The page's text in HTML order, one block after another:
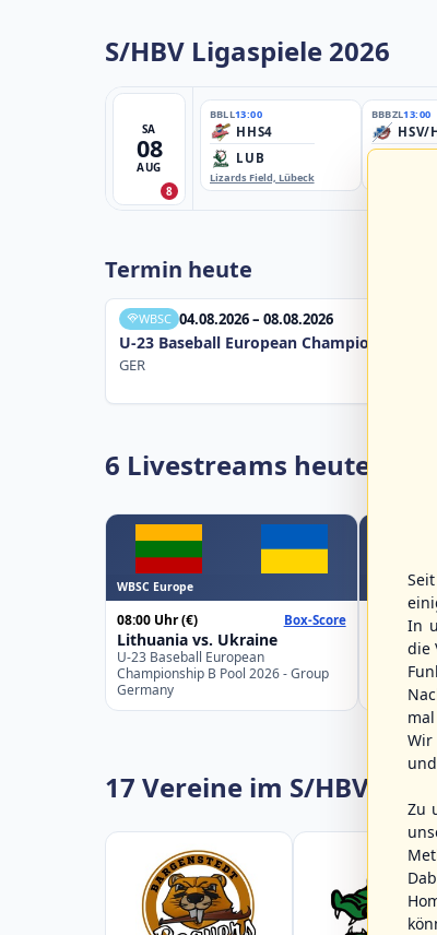
S/HBV Ligaspiele 2026
SA
08
AUG
8
BBLL13:00
HHS4
LUB
Lizards Field, Lübeck
BBBZL13:00
HSV/
Termin heute
WBSC 04.08.2026 – 08.08.2026
U-23 Baseball European Championship B
GER
6 Livestreams heute
WBSC Europe
08:00 Uhr(€) Box-Score
Lithuania vs. Ukraine
U-23 Baseball European
Championship B Pool 2026 - Group
Germany
WBSC
08:00 Uhr
Croatia
U-23
17 Vereine im S/HBV
In
die
Zu